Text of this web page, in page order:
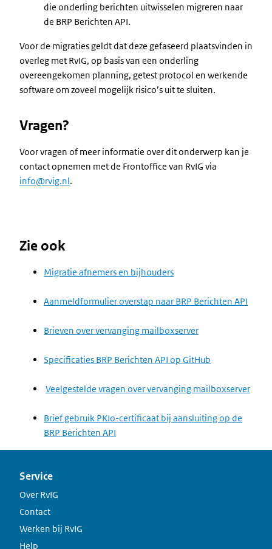
die onderling berichten uitwisselen migreren naar
de BRP Berichten API.
Voor de migraties geldt dat deze gefaseerd plaatsvinden in
overleg met RvIG, op basis van een onderling
overeengekomen planning, getest protocol en werkende
software om zoveel mogelijk risico’s uit te sluiten.
Vragen?
Voor vragen of meer informatie over dit onderwerp kan je
contact opnemen met de Frontoffice van RvIG via
info@rvig.nl.
Zie ook
Migratie afnemers en bijhouders
Aanmeldformulier overstap naar BRP Berichten API
Brieven over vervanging mailboxserver
Specificaties BRP Berichten API op GitHub
Veelgestelde vragen over vervanging mailboxserver
Brief gebruik PKIo-certificaat bij aansluiting op de
BRP Berichten API
Service
Over RvIG
Contact
Werken bij RvIG
Help